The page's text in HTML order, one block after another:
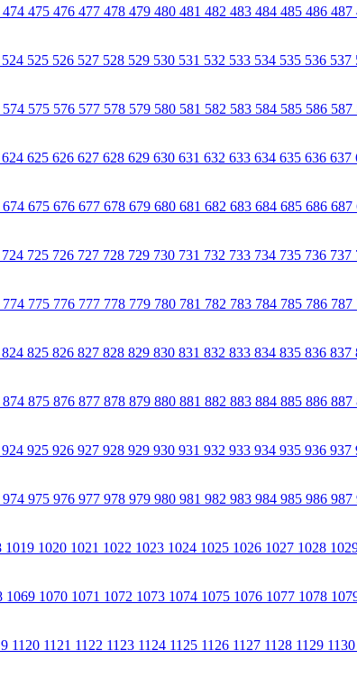
474 475 476 477 478 479 480 481 482 483 484 485 486 487
524 525 526 527 528 529 530 531 532 533 534 535 536 537
574 575 576 577 578 579 580 581 582 583 584 585 586 587
624 625 626 627 628 629 630 631 632 633 634 635 636 637
674 675 676 677 678 679 680 681 682 683 684 685 686 687
724 725 726 727 728 729 730 731 732 733 734 735 736 737
774 775 776 777 778 779 780 781 782 783 784 785 786 787
824 825 826 827 828 829 830 831 832 833 834 835 836 837
874 875 876 877 878 879 880 881 882 883 884 885 886 887
924 925 926 927 928 929 930 931 932 933 934 935 936 937
974 975 976 977 978 979 980 981 982 983 984 985 986 987
1019 1020 1021 1022 1023 1024 1025 1026 1027 1028
1069 1070 1071 1072 1073 1074 1075 1076 1077 1078
1120 1121 1122 1123 1124 1125 1126 1127 1128 1129 1130